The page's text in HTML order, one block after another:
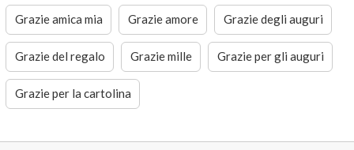
Grazie amica mia Grazie amore Grazie degli auguri
Grazie del regalo Grazie mille Grazie per gli auguri
Grazie per la cartolina